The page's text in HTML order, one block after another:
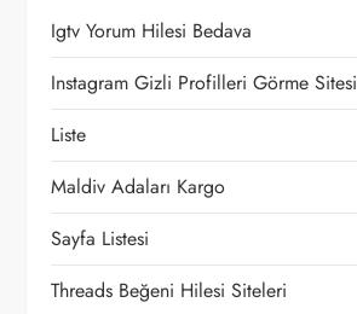
i
n
m
e
s
Igtv Yorum Hilesi Bedava
Instagram Gizli Profilleri Görme Sitesi
Liste
Maldiv Adaları Kargo
Sayfa Listesi
Threads Beğeni Hilesi Siteleri